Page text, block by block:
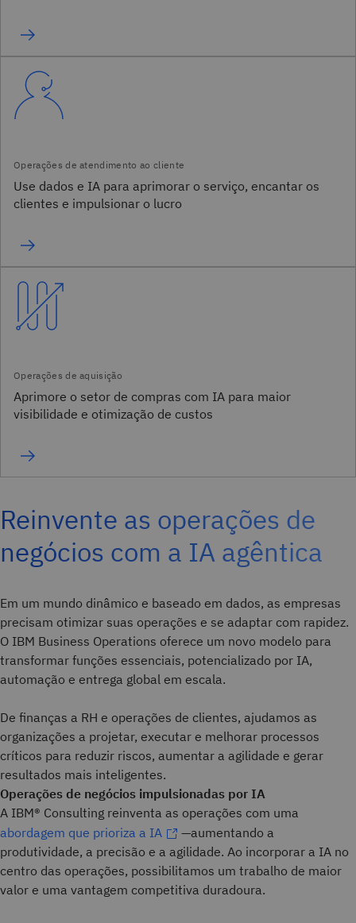
Use dados e IA para aprimorar o serviço, encantar os
clientes e impulsionar o lucro
Aprimore o setor de compras com IA para maior
visibilidade e otimização de custos
Reinvente as operações de
negócios com a IA agêntica
Em um mundo dinâmico e baseado em dados, as empresas
precisam otimizar suas operações e se adaptar com rapidez.
O IBM Business Operations oferece um novo modelo para
transformar funções essenciais, potencializado por IA,
automação e entrega global em escala.
De finanças a RH e operações de clientes, ajudamos as
organizações a projetar, executar e melhorar processos
críticos para reduzir riscos, aumentar a agilidade e gerar
resultados mais inteligentes.
Operações de negócios impulsionadas por IA
A IBM® Consulting reinventa as operações com uma
abordagem que prioriza a IA
—aumentando a
produtividade, a precisão e a agilidade. Ao incorporar a IA no
centro das operações, possibilitamos um trabalho de maior
valor e uma vantagem competitiva duradoura.